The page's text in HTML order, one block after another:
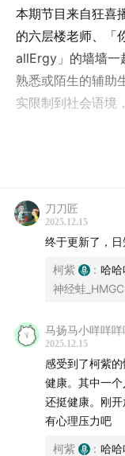
本期节目来自狂喜
的六层楼老师、「
allErgy」的墙墙一
熟悉或陌生的辅助
实限制到社会语境
明星八卦竟然是
价格、流程与风险
吗？促排、打针、
高低会如何影响卵
出现的可能性有多
从冷冻到解冻为何
用于癌症患者？还
技术无法冻结时
供更多的可能性
选择权，还是握
丨Song List丨
刀刀匠
2025.12.15
终于更新了，
柯紫 : 哈
神经蛙_HMGC
马扬马小咩咩
2025.12.15
感受到了柯紫
健康。其中一
还挺健康。刚
有心理压力吧
柯紫 : 哈哈